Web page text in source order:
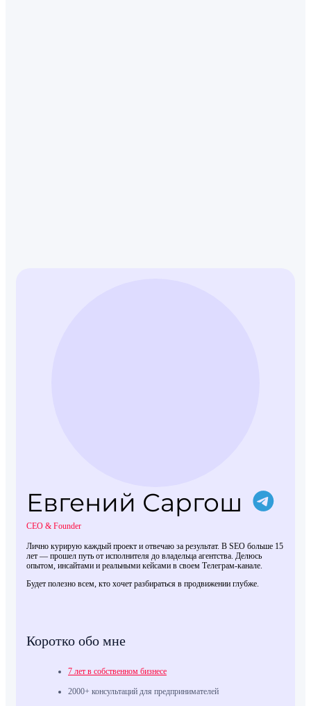
Евгений Саргош
CEO & Founder
Лично курирую каждый проект и отвечаю за результат. В SEO больше 15
лет — прошел путь от исполнителя до владельца агентства. Делюсь
опытом, инсайтами и реальными кейсами в своем Телеграм-канале.
Будет полезно всем, кто хочет разбираться в продвижении глубже.
Коротко обо мне
7 лет в собственном бизнесе
2000+ консультаций для предпринимателей